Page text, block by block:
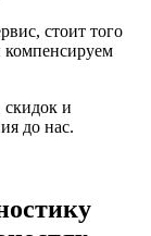
стоит того
компенсируем
скидок и
до нас.